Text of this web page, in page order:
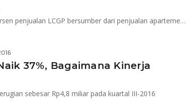
Pada kuartal II di tahun lalu 100 persen penjualan LCGP bersumber dari penjualan apartemen Rp 7,6 miliar
37%, Bagaimana Kinerja
sebesar Rp4,8 miliar pada kuartal III-2016